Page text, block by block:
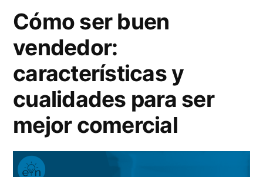
Cómo ser buen
vendedor:
características y
cualidades para ser
mejor comercial